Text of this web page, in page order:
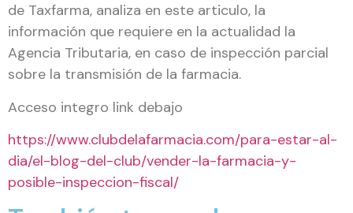
de Taxfarma, analiza en este articulo, la
información que requiere en la actualidad la
Agencia Tributaria, en caso de inspección parcial
sobre la transmisión de la farmacia.
Acceso integro link debajo
https://www.clubdelafarmacia.com/para-estar-al-
dia/el-blog-del-club/vender-la-farmacia-y-
posible-inspeccion-fiscal/